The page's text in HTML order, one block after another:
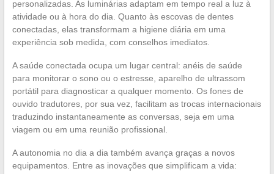
personalizadas. As luminárias adaptam em tempo real a luz à
atividade ou à hora do dia. Quanto às escovas de dentes
conectadas, elas transformam a higiene diária em uma
experiência sob medida, com conselhos imediatos.
A saúde conectada ocupa um lugar central: anéis de saúde
para monitorar o sono ou o estresse, aparelho de ultrassom
portátil para diagnosticar a qualquer momento. Os fones de
ouvido tradutores, por sua vez, facilitam as trocas internacionais
traduzindo instantaneamente as conversas, seja em uma
viagem ou em uma reunião profissional.
A autonomia no dia a dia também avança graças a novos
equipamentos. Entre as inovações que simplificam a vida: